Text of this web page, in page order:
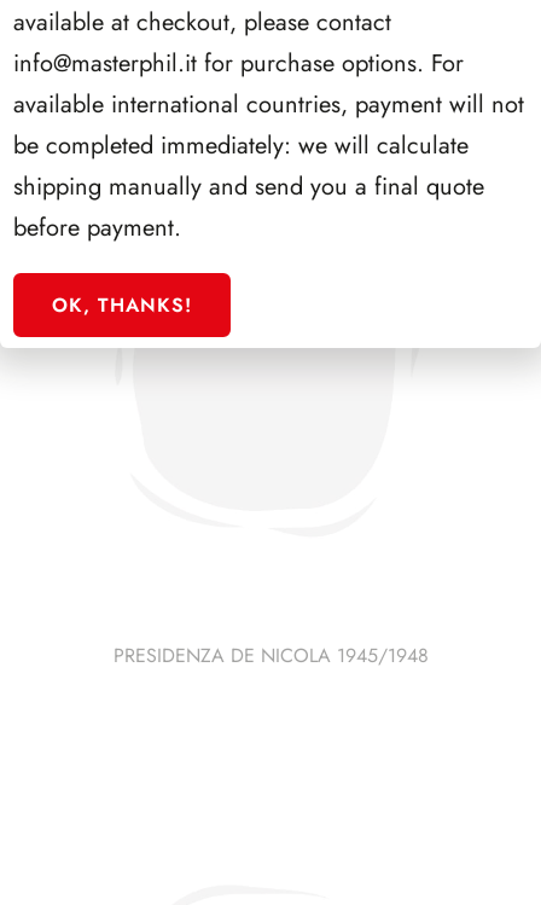
PRESIDENZA DE NICOLA 1945/1948
available at checkout, please contact
info@masterphil.it for purchase options. For
available international countries, payment will not
be completed immediately: we will calculate
shipping manually and send you a final quote
before payment.
OK, THANKS!